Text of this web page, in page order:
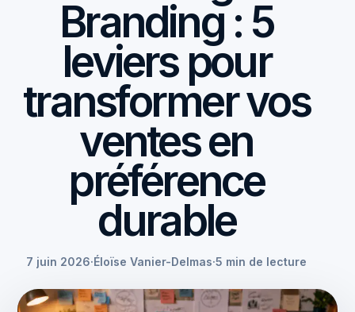
Branding : 5
leviers pour
transformer vos
ventes en
préférence
durable
7 juin 2026·Éloïse Vanier-Delmas·5 min de lecture